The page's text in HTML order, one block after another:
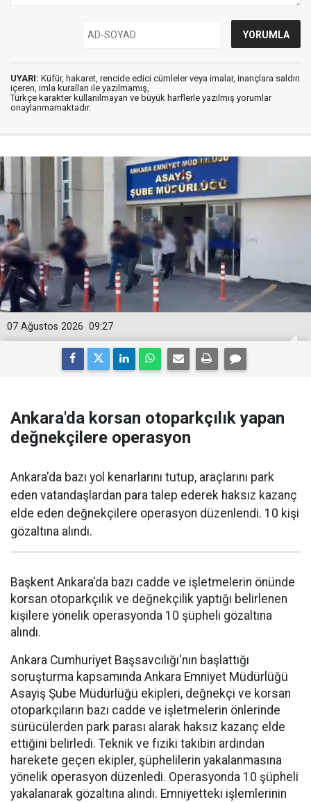
UYARI: Küfür, hakaret, rencide edici cümleler veya imalar, inançlara saldırı
içeren, imla kuralları ile yazılmamış,
Türkçe karakter kullanılmayan ve büyük harflerle yazılmış yorumlar
onaylanmamaktadır.
09:27
07 Ağustos 2026
Ankara'da korsan otoparkçılık yapan
değnekçilere operasyon
Ankara'da bazı yol kenarlarını tutup, araçlarını park
eden vatandaşlardan para talep ederek haksız kazanç
elde eden değnekçilere operasyon düzenlendi. 10 kişi
gözaltına alındı.
Başkent Ankara'da bazı cadde ve işletmelerin önünde
korsan otoparkçılık ve değnekçilik yaptığı belirlenen
kişilere yönelik operasyonda 10 şüpheli gözaltına
alındı.
Ankara Cumhuriyet Başsavcılığı'nın başlattığı
soruşturma kapsamında Ankara Emniyet Müdürlüğü
Asayiş Şube Müdürlüğü ekipleri, değnekçi ve korsan
otoparkçıların bazı cadde ve işletmelerin önlerinde
sürücülerden park parası alarak haksız kazanç elde
ettiğini belirledi. Teknik ve fiziki takibin ardından
harekete geçen ekipler, şüphelilerin yakalanmasına
yönelik operasyon düzenledi. Operasyonda 10 şüpheli
yakalanarak gözaltına alındı. Emniyetteki işlemlerinin